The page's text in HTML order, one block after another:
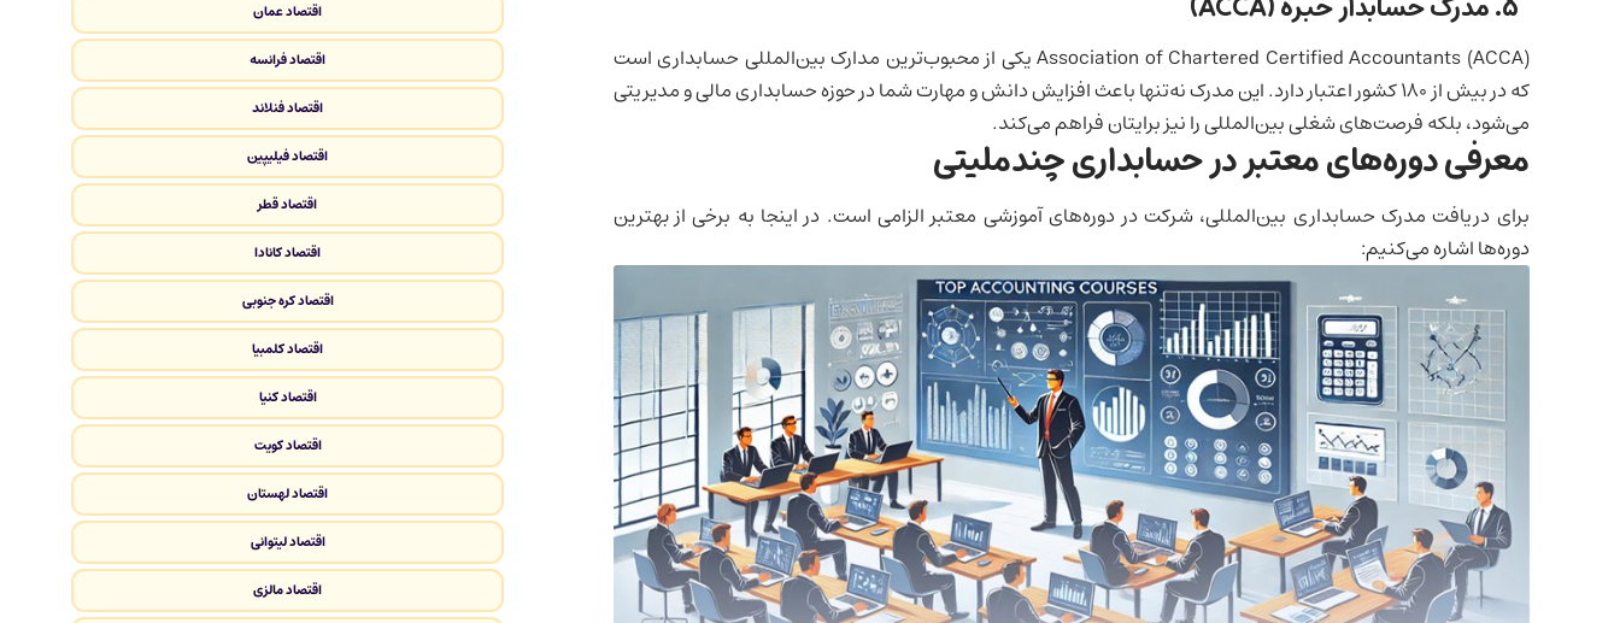
Association of Chartered Certified Accountants (ACCA) یکی از محبوب‌ترین مدارک بین‌المللی حسابداری است
که در بیش از ۱۸۰ کشور اعتبار دارد. این مدرک نه‌تنها باعث افزایش دانش و مهارت شما در حوزه حسابداری مالی و مدیریتی
می‌شود، بلکه فرصت‌های شغلی بین‌المللی را نیز برایتان فراهم می‌کند.
معرفی دوره‌های معتبر در حسابداری چندملیتی
برای دریافت مدرک حسابداری بین‌المللی، شرکت در دوره‌های آموزشی معتبر الزامی است. در اینجا به برخی از بهترین
دوره‌ها اشاره می‌کنیم:
اقتصاد عمان
اقتصاد فرانسه
اقتصاد فنلاند
اقتصاد فیلیپین
اقتصاد قطر
اقتصاد کانادا
اقتصاد کره جنوبی
اقتصاد کلمبیا
اقتصاد کنیا
اقتصاد کویت
اقتصاد لهستان
اقتصاد لیتوانی
اقتصاد مالزی